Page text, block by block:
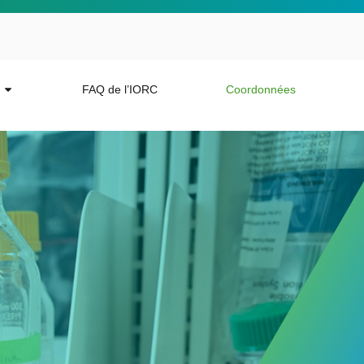
from the
FAQ de l’IORC Coordonnées